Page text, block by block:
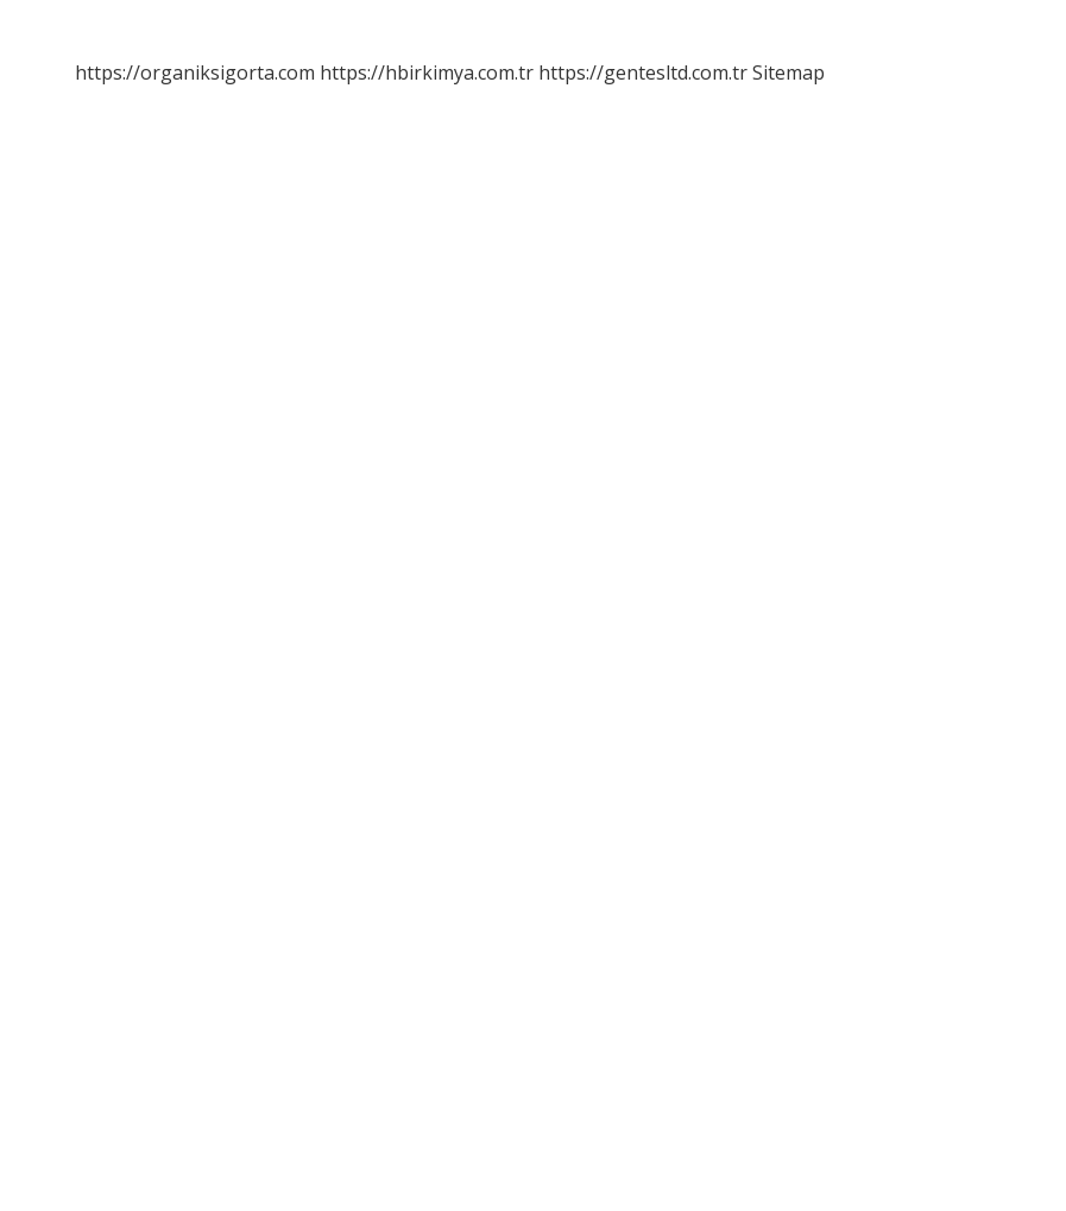
https://organiksigorta.com https://hbirkimya.com.tr https://gentesltd.com.trSitemap